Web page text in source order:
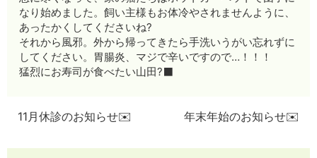
なり始めました。飼い主様もお体冷やされませんように、
あったかくしてくださいね?
それから風邪。外から帰ってきたら手洗いうがい忘れずに
してください。胃腸炎、マジで辛いですので…！！！
猛烈にお寿司が食べたい山田?‍⬛
11月休診のお知らせ✉️ 年末年始のお知らせ✉️